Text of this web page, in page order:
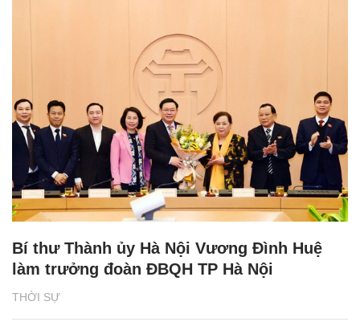
THỜI SỰ
Bí thư Thành ủy Hà Nội Vương Đình Huệ
làm trưởng đoàn ĐBQH TP Hà Nội